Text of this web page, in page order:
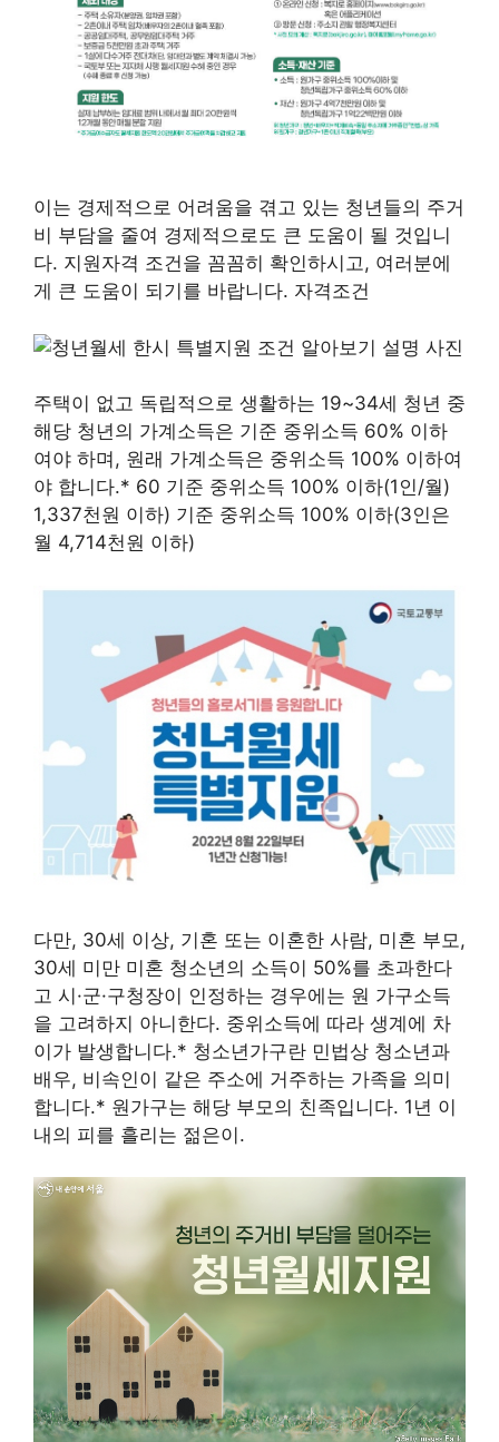
이는 경제적으로 어려움을 겪고 있는 청년들의 주거
비 부담을 줄여 경제적으로도 큰 도움이 될 것입니
다. 지원자격 조건을 꼼꼼히 확인하시고, 여러분에
게 큰 도움이 되기를 바랍니다. 자격조건
주택이 없고 독립적으로 생활하는 19~34세 청년 중
해당 청년의 가계소득은 기준 중위소득 60% 이하
여야 하며, 원래 가계소득은 중위소득 100% 이하여
야 합니다.* 60 기준 중위소득 100% 이하(1인/월)
1,337천원 이하) 기준 중위소득 100% 이하(3인은
월 4,714천원 이하)
다만, 30세 이상, 기혼 또는 이혼한 사람, 미혼 부모,
30세 미만 미혼 청소년의 소득이 50%를 초과한다
고 시·군·구청장이 인정하는 경우에는 원 가구소득
을 고려하지 아니한다. 중위소득에 따라 생계에 차
이가 발생합니다.* 청소년가구란 민법상 청소년과
배우, 비속인이 같은 주소에 거주하는 가족을 의미
합니다.* 원가구는 해당 부모의 친족입니다. 1년 이
내의 피를 흘리는 젊은이.